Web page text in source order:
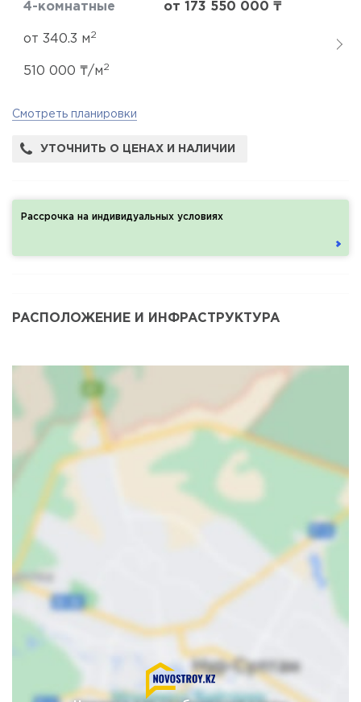
4-комнатные от 173 550 000 ₸
от 340.3 м2
510 000 ₸/м2
Смотреть планировки
УТОЧНИТЬ О ЦЕНАХ И НАЛИЧИИ
Рассрочка на индивидуальных условиях
РАСПОЛОЖЕНИЕ И ИНФРАСТРУКТУРА